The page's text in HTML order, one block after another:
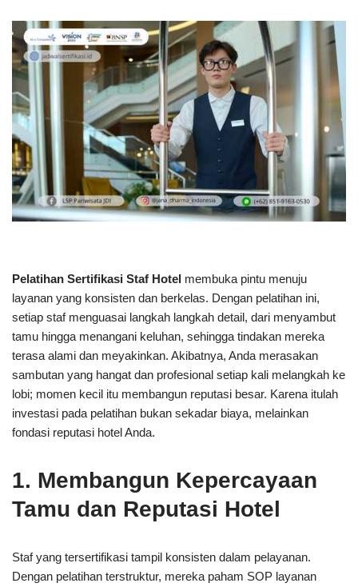
Pelatihan Sertifikasi Staf Hotel membuka pintu menuju
layanan yang konsisten dan berkelas. Dengan pelatihan ini,
setiap staf menguasai langkah langkah detail, dari menyambut
tamu hingga menangani keluhan, sehingga tindakan mereka
terasa alami dan meyakinkan. Akibatnya, Anda merasakan
sambutan yang hangat dan profesional setiap kali melangkah ke
lobi; momen kecil itu membangun reputasi besar. Karena itulah
investasi pada pelatihan bukan sekadar biaya, melainkan
fondasi reputasi hotel Anda.
1. Membangun Kepercayaan
Tamu dan Reputasi Hotel
Staf yang tersertifikasi tampil konsisten dalam pelayanan.
Dengan pelatihan terstruktur, mereka paham SOP layanan